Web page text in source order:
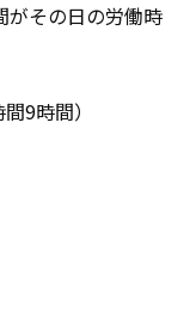
がその日の労働時
9時間）